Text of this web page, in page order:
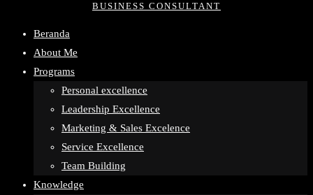
BUSINESS CONSULTANT
Beranda
About Me
Programs
Personal excellence
Leadership Excellence
Marketing & Sales Excelence
Service Excellence
Team Building
Knowledge